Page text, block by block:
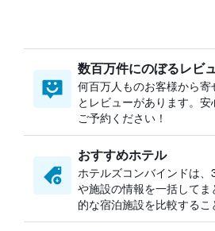
数百万件にのぼるレビ
何百万人ものお客様から
とレビューがあります。
ご予約ください！
おすすめホテル
ホテルズコンバインドは
や施設の情報を一括して
的な宿泊施設を比較するこ